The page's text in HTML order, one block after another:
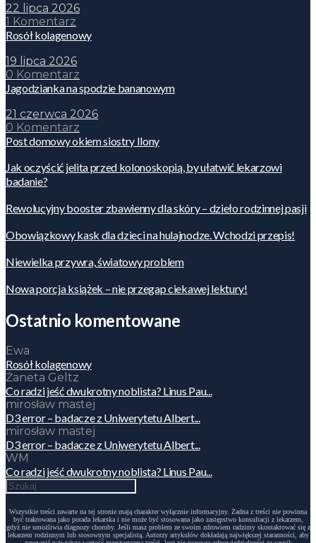
22 lipca 2026
1 Komentarz
Rosół kolagenowy
19 lipca 2026
0 Komentarz
Jagodzianka na spodzie bananowym
21 czerwca 2026
0 Komentarz
Post domowy okiem siostry Ilony
Jak oczyścić jelita przed kolonoskopią, by ułatwić lekarzowi
badanie?
Rewolucyjny booster zbawienny dla skóry – dzieło rodzinnej pasji
Obowiązkowy kask dla dzieci na hulajnodze. Wchodzi przepis!
Niewielka przywra, światowy problem
Nowa porcja książek – nie przegap ciekawej lektury!
Ostatnio komentowane
Ewa
Rosół kolagenowy
Żaneta Geltz
Co radzi jeść dwukrotny noblista? Linus Pau...
mirosław mastej
D3 error – badacze z Uniwerytetu Albert...
mirosław mastej
D3 error – badacze z Uniwerytetu Albert...
WM
Co radzi jeść dwukrotny noblista? Linus Pau...
Wszystkie treści zawarte na tej stronie mają charakter wyłącznie informacyjny. Żadna z treści nie powinna
być traktowana jako porada lekarska i nie może być stosowana jako zastępstwo konsultacji z lekarzem,
gdyż nie umożliwia diagnozy choroby. Jeśli masz problem ze swoim zdrowiem radzimy skontaktować się z
lekarzem rodzinnym lub stosownym specjalistą. Autorzy artykułów dokładają największej staranności, aby